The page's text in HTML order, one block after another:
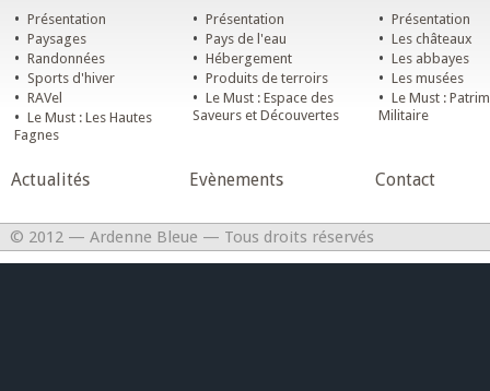
• Présentation
• Paysages
• Randonnées
• Sports d'hiver
• RAVel
• Le Must : Les Hautes
Fagnes
• Présentation
• Pays de l'eau
• Hébergement
• Produits de terroirs
• Le Must : Espace des
Saveurs et Découvertes
• Présentation
• Les châteaux
• Les abbayes
• Les musées
• Le Must :
Militaire
Actualités Evènements Contact
© 2012 — Ardenne Bleue — Tous droits réservés